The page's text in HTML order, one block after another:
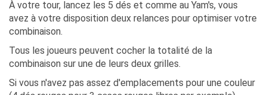
À votre tour, lancez les 5 dés et comme au Yam's, vous
avez à votre disposition deux relances pour optimiser votre
combinaison.
Tous les joueurs peuvent cocher la totalité de la
combinaison sur une de leurs deux grilles.
Si vous n'avez pas assez d'emplacements pour une couleur